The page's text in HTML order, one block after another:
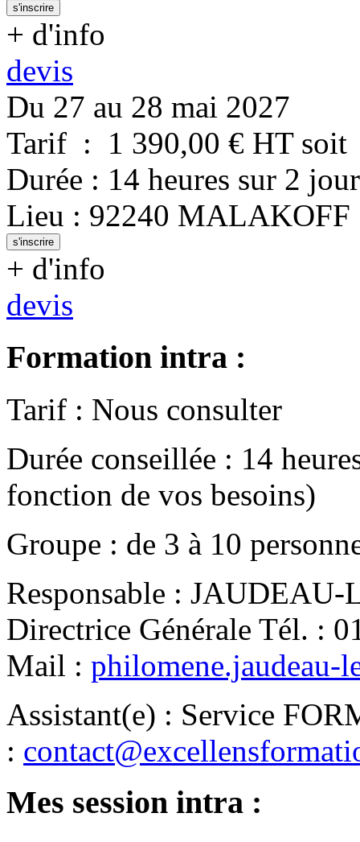
s'inscrire
+ d'info
devis
Du 27 au 28 mai 2027
Tarif : 1 390,00 € HT soit
Durée : 14 heures sur 2
Lieu : 92240 MALAKOFF
s'inscrire
+ d'info
devis
Formation intra :
Tarif : Nous consulter
Durée conseillée : 14
fonction de vos besoins)
Groupe : de 3 à 10
Responsable : JAUDEAU-
Directrice Générale Tél. :
Mail : philomene.jaudeau-
Assistant(e) : Service
:
Mes session intra :